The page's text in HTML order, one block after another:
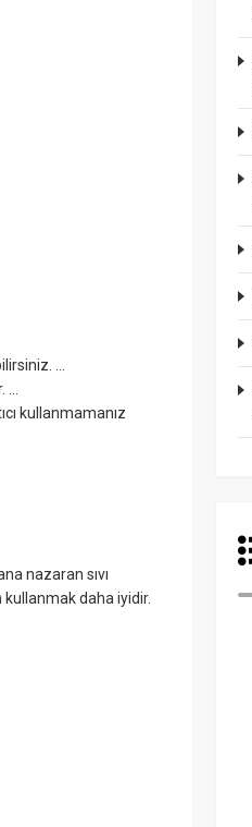
...
...
kullanmamanız
nazaran sıvı
kullanmak daha iyidir.